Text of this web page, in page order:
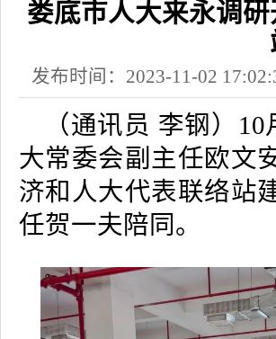
娄底市人大来永调
发布时间：2023-11-02
（通讯员 李钢）
大常委会副主任欧文
济和人大代表联络站
任贺一夫陪同。